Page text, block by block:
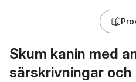
Skum kanin med
särskrivningar och